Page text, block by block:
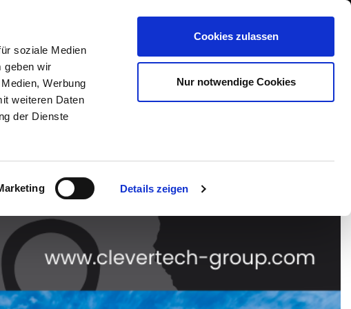
soziale Medien
geben wir
Werbung
weiteren Daten
der Dienste
Details zeigen
Cookies zulassen
Nur notwendige Cookies
Whistleblowing International/Deutsch
DIENSTLEISTUNGEN